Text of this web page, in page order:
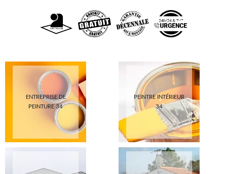
ENTREPRISE DE
PEINTURE 34
PEINTRE INTÉRIEUR
34